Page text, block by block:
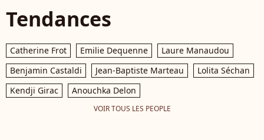
Tendances
Catherine Frot Emilie Dequenne
Laure Manaudou
Benjamin Castaldi
Jean-Baptiste Marteau
Lolita Séchan
Kendji Girac
Anouchka Delon
VOIR TOUS LES PEOPLE